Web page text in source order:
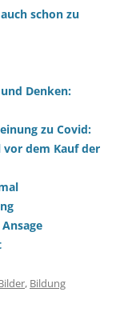
schon zu
Denken:
zu Covid:
vor dem Kauf der
, Bildung